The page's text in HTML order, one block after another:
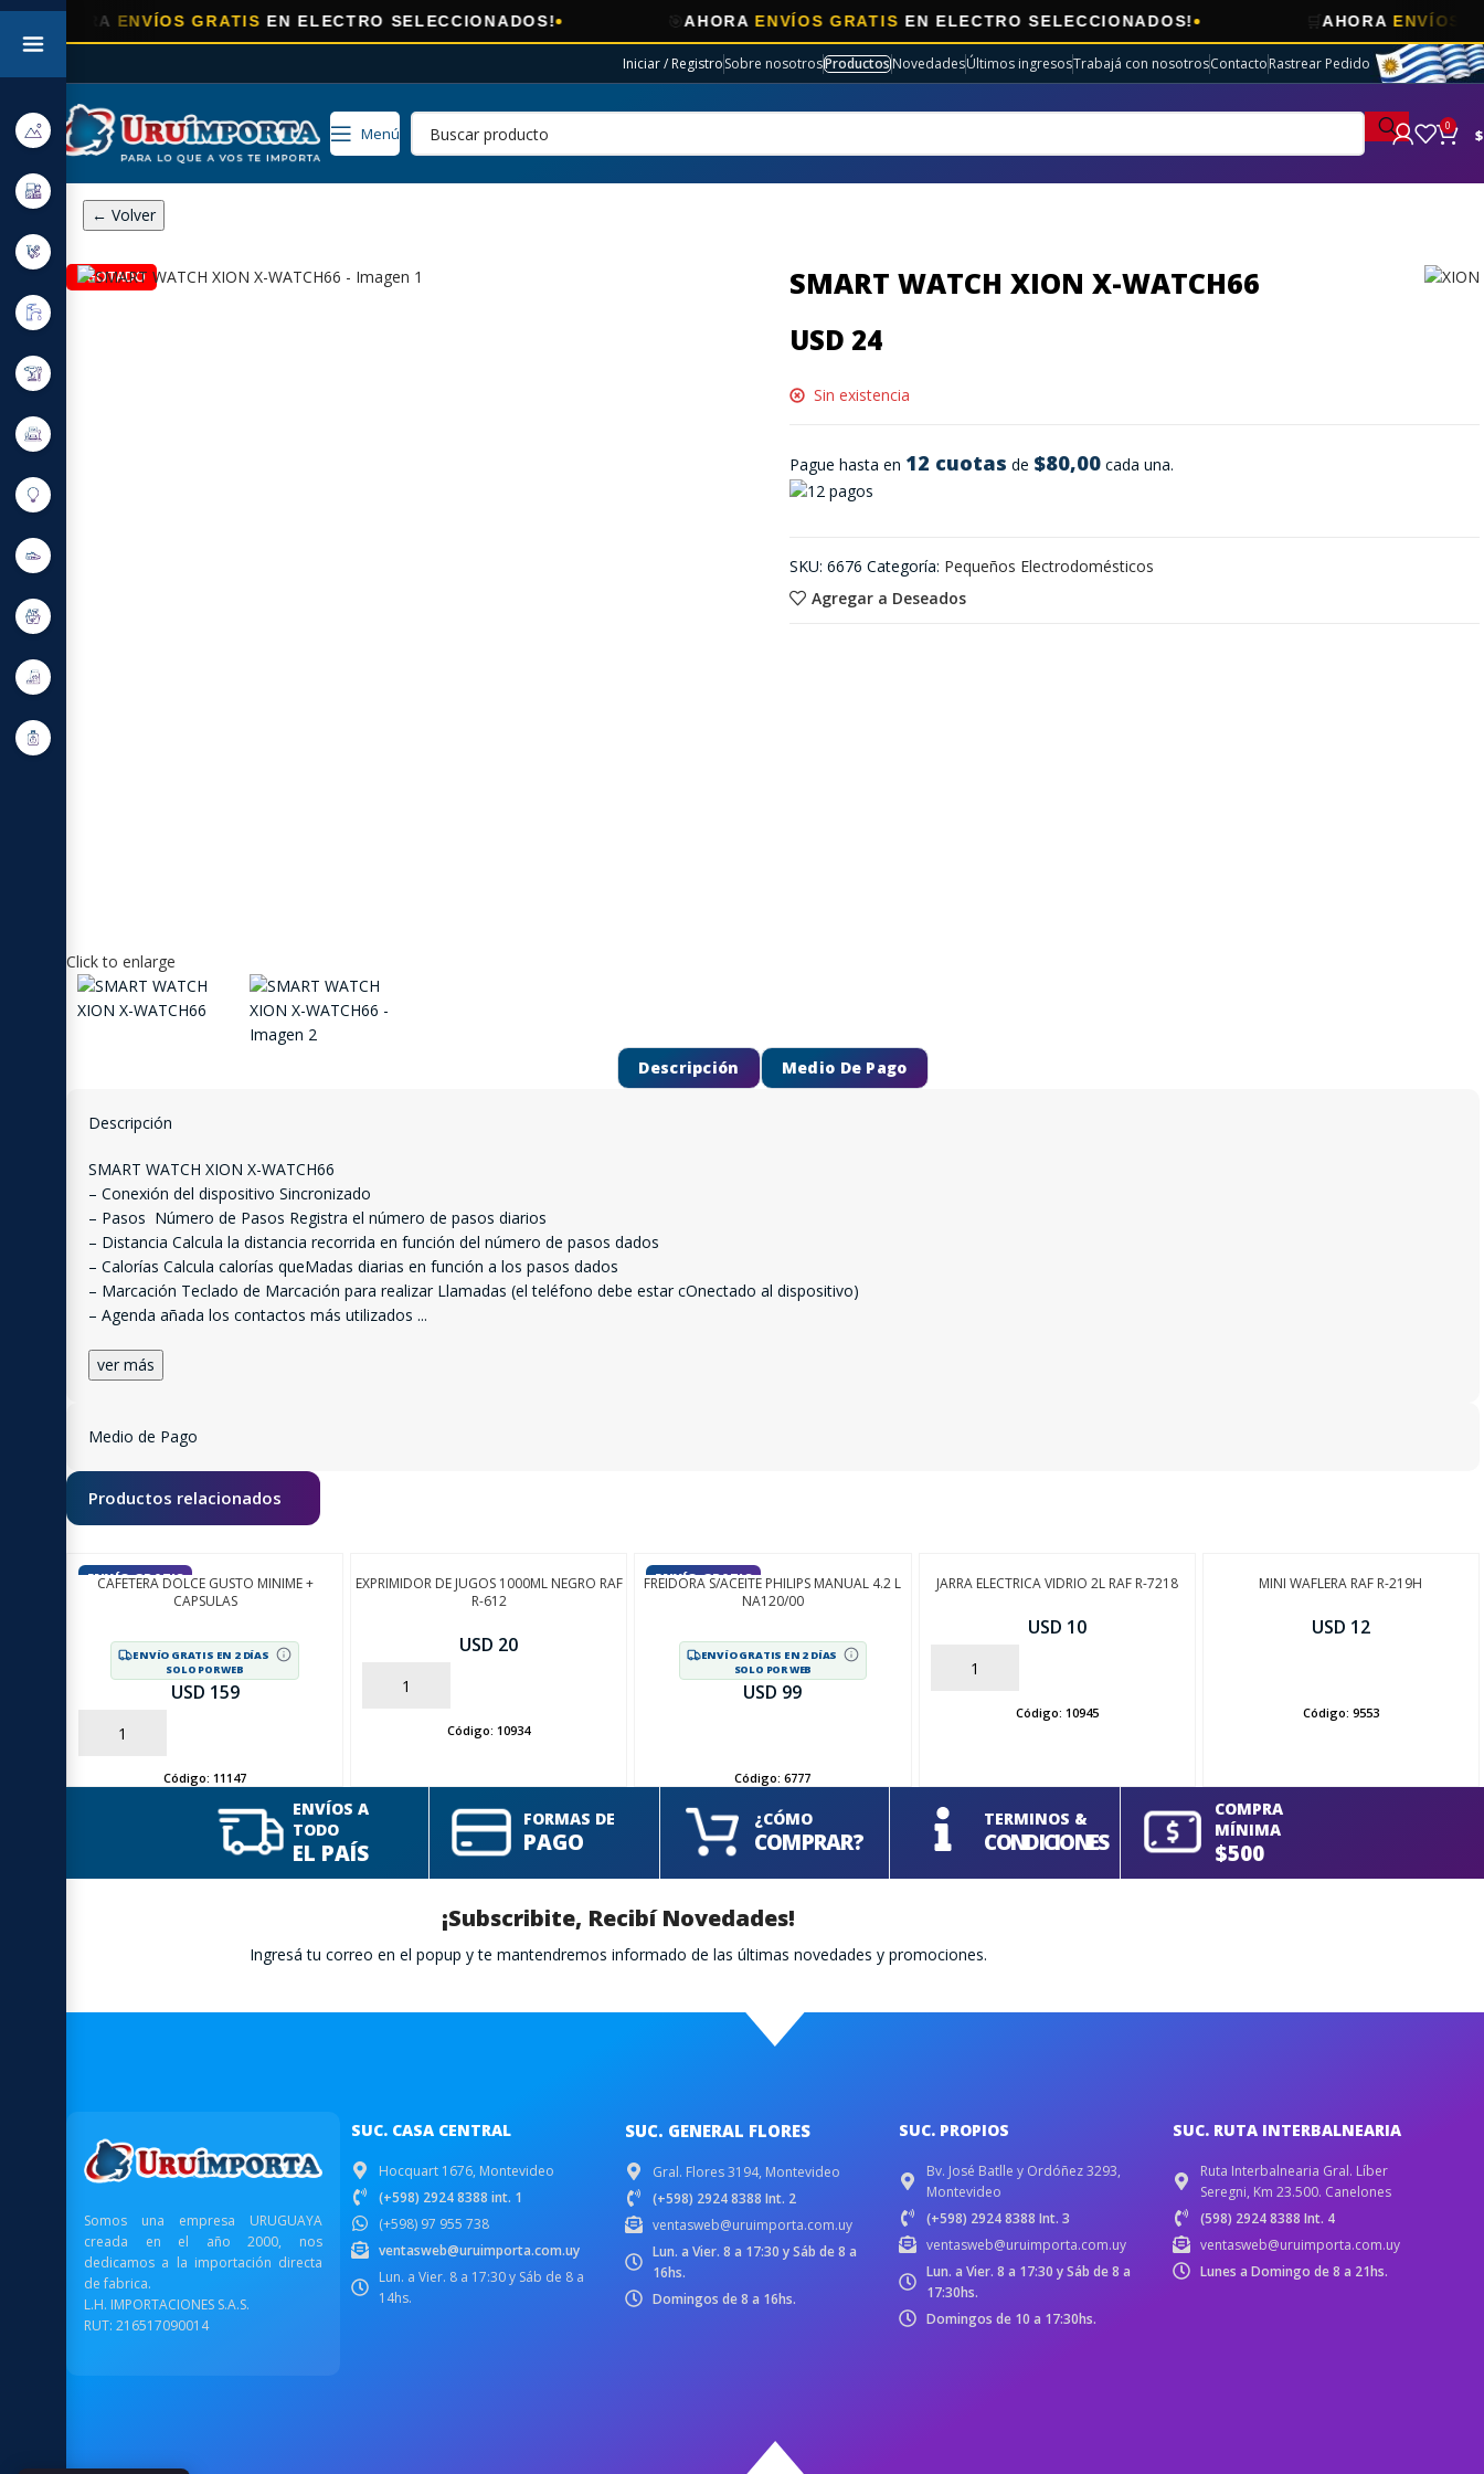
ENVÍOS GRATISEN ELECTRO SELECCIONADOS! AHORAENVÍOS GRATISEN ELECTRO SELECCIONADOS! AHORAENVÍOS GRATIS
Iniciar / RegistroSobre nosotrosProductosNovedadesÚltimos ingresosTrabajá con nosotrosContactoRastrear Pedido
Menú 0 $
← Volver
AGOTADO
Click to enlarge
SMART WATCH XION X-WATCH66
USD 24
Pague hasta en 12 cuotas de $80,00cada una.
Sin existencia
Agregar a Deseados
SKU: 6676 Categoría: Pequeños Electrodomésticos
Descripción Medio De Pago
Descripción
SMART WATCH XION X-WATCH66
– Conexión del dispositivo Sincronizado
– Pasos  Número de Pasos Registra el número de pasos diarios
– Distancia Calcula la distancia recorrida en función del número de pasos dados
– Calorías Calcula calorías queMadas diarias en función a los pasos dados
– Marcación Teclado de Marcación para realizar Llamadas (el teléfono debe estar cOnectado al dispositivo)
– Agenda añada los contactos más utilizados ...
ver más
Medio de Pago
Productos relacionados
ENVÍO GRATIS
CAFETERA DOLCE GUSTO MINIME +
CAPSULAS
ENVÍO GRATIS EN 2 DÍAS
SOLO POR WEB
USD 159
AÑADIR
Código:11147
EXPRIMIDOR DE JUGOS 1000ML NEGRO RAF
R-612
USD 20
AÑADIR
Código:10934
ENVÍO GRATIS
FREIDORA S/ACEITE PHILIPS MANUAL 4.2 L
NA120/00
ENVÍO GRATIS EN 2 DÍAS
SOLO POR WEB
USD 99
Código:6777
JARRA ELECTRICA VIDRIO 2L RAF R-7218
USD 10
AÑADIR
Código: 10945
MINI WAFLERA RAF R-219H
USD 12
Código: 9553
ENVÍOS A
TODO
EL PAÍS
FORMAS DE
PAGO
¿CÓMO
COMPRAR?
TERMINOS &
CONDICIONES
COMPRA
MÍNIMA
$500
¡Subscribite, Recibí Novedades!
Ingresá tu correo en el popup y te mantendremos informado de las últimas novedades y promociones.
Somos una empresa URUGUAYA
creada en el año 2000, nos
dedicamos a la importación directa
de fabrica.
L.H. IMPORTACIONES S.A.S.
RUT: 216517090014
SUC. CASA CENTRAL
Hocquart 1676, Montevideo
(+598) 2924 8388 int. 1
(+598) 97 955 738
ventasweb@uruimporta.com.uy
Lun. a Vier. 8 a 17:30 y Sáb de 8 a
14hs.
SUC. GENERAL FLORES
Gral. Flores 3194, Montevideo
(+598) 2924 8388 Int. 2
ventasweb@uruimporta.com.uy
Lun. a Vier. 8 a 17:30 y Sáb de 8 a
16hs.
Domingos de 8 a 16hs.
SUC. PROPIOS
Bv. José Batlle y Ordóñez 3293,
Montevideo
(+598) 2924 8388 Int. 3
ventasweb@uruimporta.com.uy
Lun. a Vier. 8 a 17:30 y Sáb de 8 a
17:30hs.
Domingos de 10 a 17:30hs.
SUC. RUTA INTERBALNEARIA
Ruta Interbalnearia Gral. Líber
Seregni, Km 23.500. Canelones
(598) 2924 8388 Int. 4
ventasweb@uruimporta.com.uy
Lunes a Domingo de 8 a 21hs.
SEGUÍ COMPRANDO